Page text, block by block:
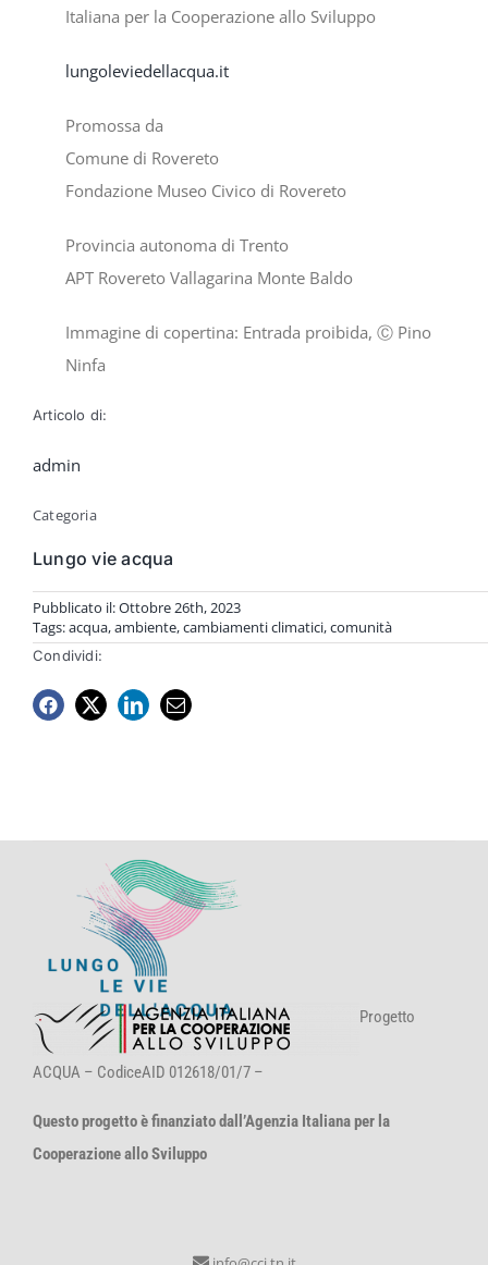
Italiana per la Cooperazione allo Sviluppo
lungoleviedellacqua.it
Promossa da
Comune di Rovereto
Fondazione Museo Civico di Rovereto
Provincia autonoma di Trento
APT Rovereto Vallagarina Monte Baldo
Immagine di copertina: Entrada proibida, Ⓒ Pino
Ninfa
Articolo di:
admin
Categoria
Lungo vie acqua
Pubblicato il: Ottobre 26th, 2023
Tags:acqua,ambiente,cambiamenti climatici,comunità
Condividi:
Progetto
ACQUA – CodiceAID 012618/01/7 –
Questo progetto è finanziato dall’Agenzia Italiana per la
Cooperazione allo Sviluppo